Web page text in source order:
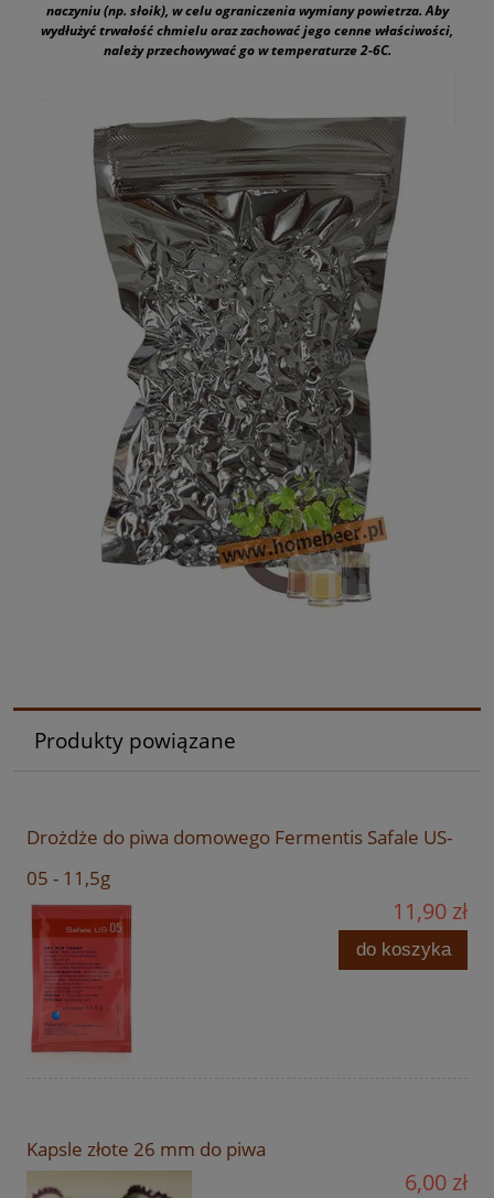
naczyniu (np. słoik), w celu ograniczenia wymiany powietrza. Aby
wydłużyć trwałość chmielu oraz zachować jego cenne właściwości,
należy przechowywać go w temperaturze 2-6C.
Produkty powiązane
Drożdże do piwa domowego Fermentis Safale US-
05 - 11,5g
11,90 zł
do koszyka
Kapsle złote 26 mm do piwa
6,00 zł